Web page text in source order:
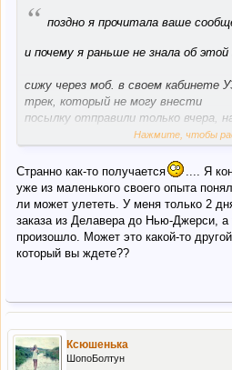
“ поздно я прочитала ваше
и почему я раньше не знала об этой
сижу через моб. в своем кабинете
трек, который не могу внести
посылку отправили только вчера,
сморю, появилась посылка в
странной суммой к оплате,
которого нет в кабинете, но
поставить на него блокировку
товар отправили авиа, а надо море
10кг+ еще посчитают 10%
слов нет
Нажмите, чтобы
Странно как-то получается
.... Я
уже из маленького своего опыта
ли может улететь. У меня только 2
заказа из Делавера до Нью-Джерси, а
произошло. Может это какой-то
который вы ждете??
Ксюшенька
ШопоБолтун